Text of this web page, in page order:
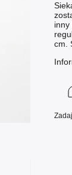
inny
cm.